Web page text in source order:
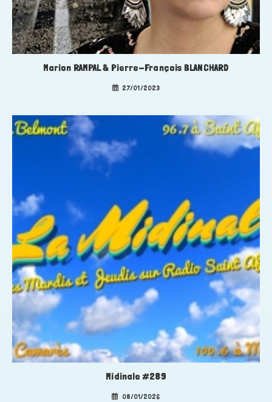
Marion RAMPAL & Pierre-François BLANCHARD
27/01/2023
Midinale #289
08/01/2026